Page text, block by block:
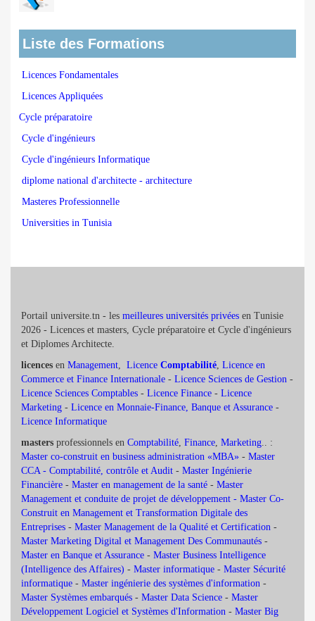
Liste des Formations
Licences Fondamentales
Licences Appliquées
Cycle préparatoire
Cycle d'ingénieurs
Cycle d'ingénieurs Informatique
diplome national d'architecte - architecture
Masteres Professionnelle
Universities in Tunisia
Portail universite.tn - les meilleures universités privées en Tunisie
2026 - Licences et masters, Cycle préparatoire et Cycle d'ingénieurs
et Diplomes Architecte.
licences en Management, Licence Comptabilité, Licence en
Commerce et Finance Internationale - Licence Sciences de Gestion -
Licence Sciences Comptables - Licence Finance - Licence
Marketing - Licence en Monnaie-Finance, Banque et Assurance -
Licence Informatique
masters professionnels en Comptabilité, Finance, Marketing.. :
Master co-construit en business administration «MBA» - Master
CCA - Comptabilité, contrôle et Audit - Master Ingénierie
Financière - Master en management de la santé - Master
Management et conduite de projet de développement - Master Co-
Construit en Management et Transformation Digitale des
Entreprises - Master Management de la Qualité et Certification -
Master Marketing Digital et Management Des Communautés -
Master en Banque et Assurance - Master Business Intelligence
(Intelligence des Affaires) - Master informatique - Master Sécurité
informatique - Master ingénierie des systèmes d'information -
Master Systèmes embarqués - Master Data Science - Master
Développement Logiciel et Systèmes d'Information - Master Big